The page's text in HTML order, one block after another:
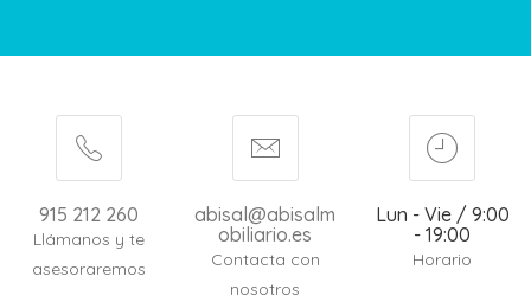
915 212 260
Llámanos y te
asesoraremos
abisal@abisalm
obiliario.es
Contacta con
nosotros
Lun - Vie / 9:00
- 19:00
Horario